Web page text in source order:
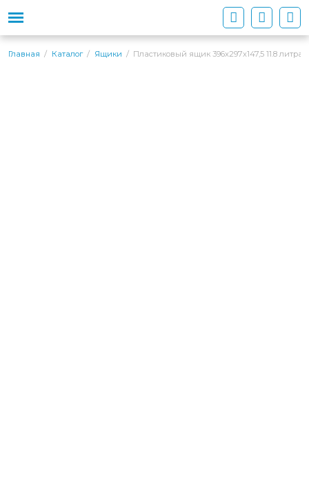
Главная Каталог Ящики Пластиковый ящик 396х297х147,5 11.8 литра